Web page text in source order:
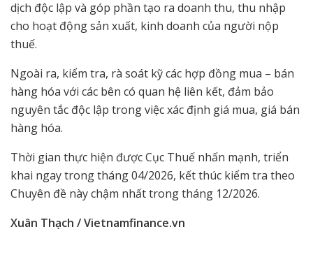
dịch độc lập và góp phần tạo ra doanh thu, thu nhập
cho hoạt động sản xuất, kinh doanh của người nộp
thuế.
Ngoài ra, kiểm tra, rà soát kỹ các hợp đồng mua – bán
hàng hóa với các bên có quan hệ liên kết, đảm bảo
nguyên tắc độc lập trong việc xác định giá mua, giá bán
hàng hóa.
Thời gian thực hiện được Cục Thuế nhấn mạnh, triển
khai ngay trong tháng 04/2026, kết thúc kiểm tra theo
Chuyên đề này chậm nhất trong tháng 12/2026.
Xuân Thạch / Vietnamfinance.vn